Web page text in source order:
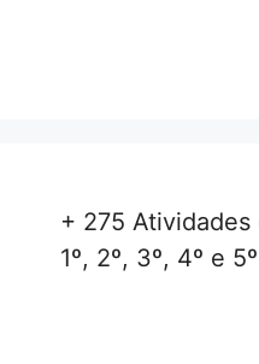
+ 275 Atividades
1º, 2º, 3º, 4º e